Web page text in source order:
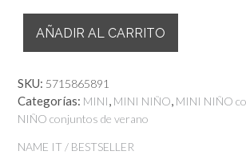
Vigor
cantidad
AÑADIR AL CARRITO
SKU: 5715865891
Categorías: MINI, MINI NIÑO, MINI NIÑO
NIÑO conjuntos de verano
NAME IT / BESTSELLER